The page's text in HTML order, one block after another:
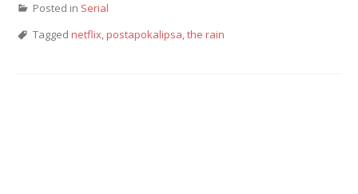
Posted in Serial
Tagged netflix,postapokalipsa,the rain